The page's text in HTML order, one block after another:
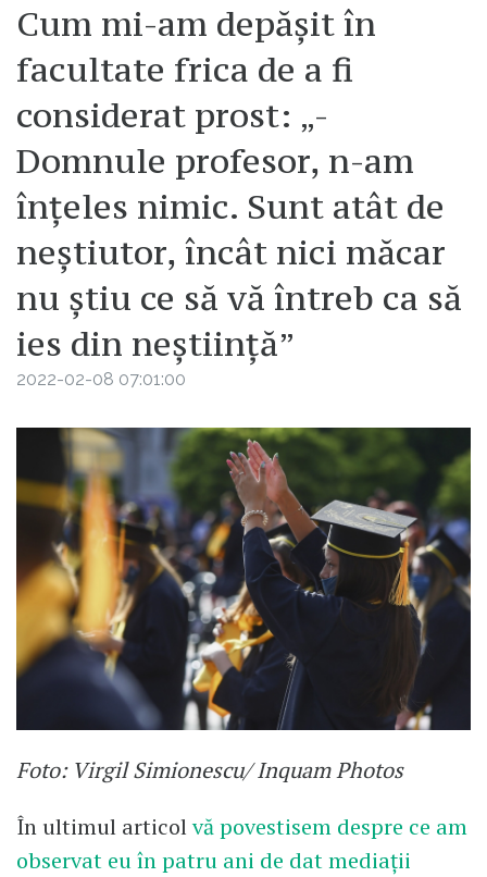
Cum mi-am depășit în
facultate frica de a fi
considerat prost: „-
Domnule profesor, n-am
înțeles nimic. Sunt atât de
neștiutor, încât nici măcar
nu știu ce să vă întreb ca să
ies din neștiință”
2022-02-08 07:01:00
Foto: Virgil Simionescu/ Inquam Photos
În ultimul articolvă povestisem despre ce am
observat eu în patru ani de dat mediații